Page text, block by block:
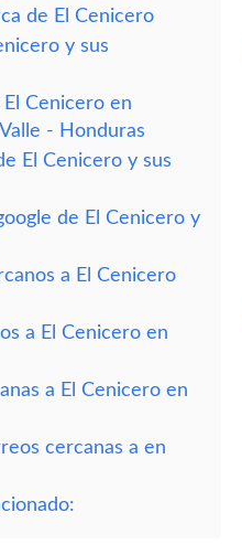
de El Cenicero
y sus
Cenicero en
- Honduras
El Cenicero y sus
de El Cenicero y
a El Cenicero
a El Cenicero en
a El Cenicero en
cercanas a en